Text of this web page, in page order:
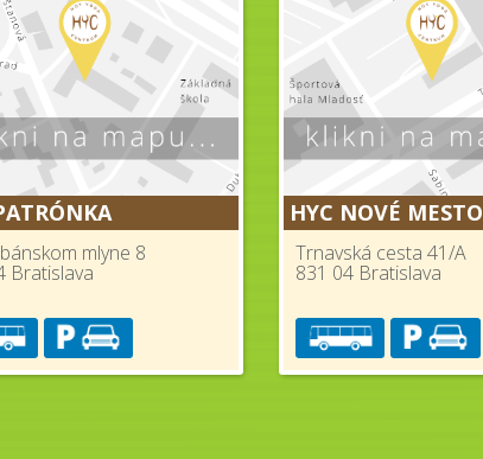
mlyne 8
Bratislava
HYC NOVÉ MESTO
Trnavská cesta 41/A
831 04 Bratislava